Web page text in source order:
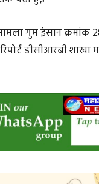
बोलती है
तक पढ़ी हुई
गुम इंसान क्रमांक
डीसीआरबी